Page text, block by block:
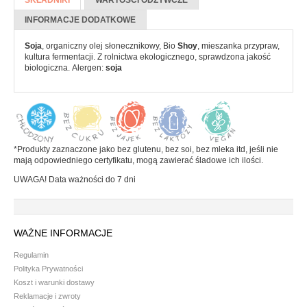
Batony
Pozostałe słodycze
Desery i jogurty
Przekąski
HERBATA, KAWA I KAKAO
Yerba Mate
Herbata
Kakao
PRODUKTY SYPKIE I MAKARONY
INFORMACJE DODATKOWE
Soja, organiczny olej słonecznikowy, Bio Shoy, mieszanka przypraw,
kultura fermentacji. Z rolnictwa ekologicznego, sprawdzona jakość
biologiczna. Alergen: soja
*Produkty zaznaczone jako bez glutenu, bez soi, bez mleka itd, jeśli nie
mają odpowiedniego certyfikatu, mogą zawierać śladowe ich ilości.
UWAGA! Data ważności do 7 dni
WAŻNE INFORMACJE
Regulamin
Polityka Prywatności
Koszt i warunki dostawy
Reklamacje i zwroty